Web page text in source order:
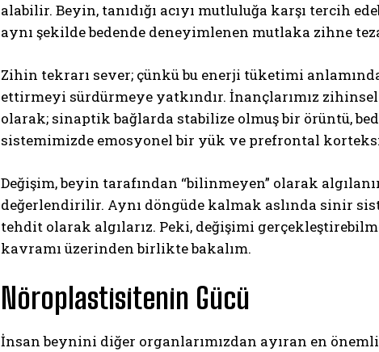
alabilir. Beyin, tanıdığı acıyı mutluluğa karşı tercih
aynı şekilde bedende deneyimlenen mutlaka zihne
Zihin tekrarı sever; çünkü bu enerji tüketimi
ettirmeyi sürdürmeye yatkındır. İnançlarımız
olarak; sinaptik bağlarda stabilize olmuş bir örüntü,
sistemimizde emosyonel bir yük ve prefrontal
Değişim, beyin tarafından “bilinmeyen” olarak
değerlendirilir. Aynı döngüde kalmak aslında sinir
tehdit olarak algılarız. Peki, değişimi
kavramı üzerinden birlikte bakalım.
Nöroplastisitenin Gücü
İnsan beynini diğer organlarımızdan ayıran en